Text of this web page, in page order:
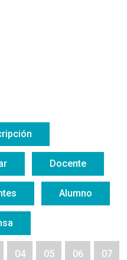
Docente
Alumno
04 05 06 07